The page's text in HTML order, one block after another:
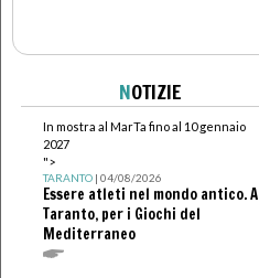
NOTIZIE
In mostra al MarTa fino al 10 gennaio
2027
">
TARANTO| 04/08/2026
Essere atleti nel mondo antico. A
Taranto, per i Giochi del
Mediterraneo